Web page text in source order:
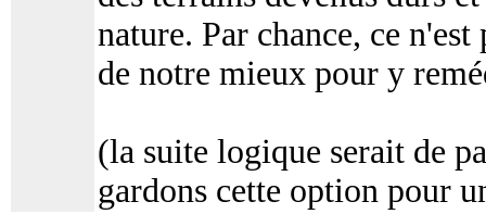
nature. Par chance, ce
de notre mieux pour y
(la suite logique serait de
gardons cette option pour